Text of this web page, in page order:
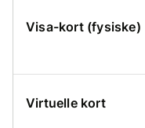
Visa-kort (fysiske)
Virtuelle kort